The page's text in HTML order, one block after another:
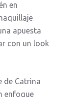
en
apuesta
con un look
de Catrina
enfoque